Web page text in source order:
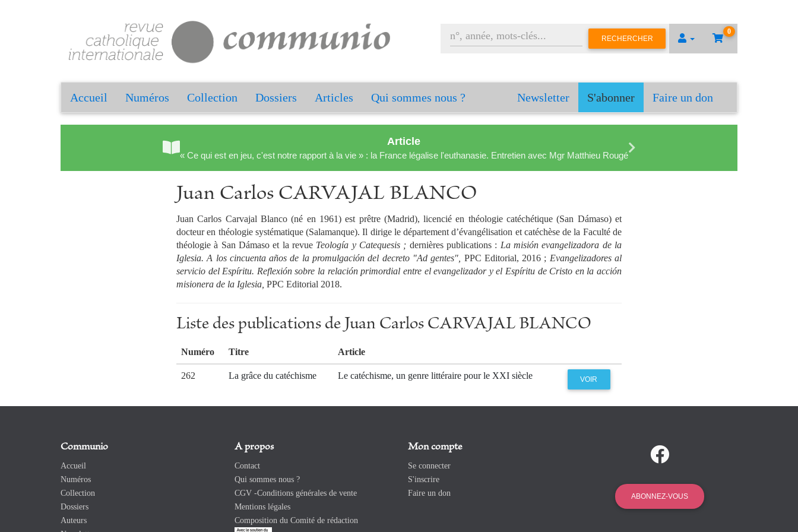
0
RECHERCHER
Accueil Numéros Collection Dossiers Articles Qui sommes nous ? Newsletter S'abonner Faire un don
Article
« Ce qui est en jeu, c'est notre rapport à la vie » : la France légalise l'euthanasie. Entretien avec Mgr Matthieu Rougé
Juan Carlos CARVAJAL BLANCO
Juan Carlos Carvajal Blanco (né en 1961) est prêtre (Madrid), licencié en théologie catéchétique (San Dámaso) et
docteur en théologie systématique (Salamanque). Il dirige le département d’évangélisation et catéchèse de la Faculté de
théologie à San Dámaso et la revue Teología y Catequesis ; dernières publications : La misión evangelizadora de la
Iglesia. A los cincuenta años de la promulgación del decreto "Ad gentes", PPC Editorial, 2016 ; Evangelizadores al
servicio del Espíritu. Reflexión sobre la relación primordial entre el evangelizador y el Espíritu de Cristo en la acción
misionera de la Iglesia, PPC Editorial 2018.
Liste des publications de Juan Carlos CARVAJAL BLANCO
Numéro Titre Article
262 La grâce du catéchisme Le catéchisme, un genre littéraire pour le XXI siècle VOIR
Communio
Accueil
Numéros
Collection
Dossiers
Auteurs
A propos
Contact
Qui sommes nous ?
CGV -Conditions générales de vente
Mentions légales
Composition du Comité de rédaction
Mon compte
Se connecter
S'inscrire
Faire un don
ABONNEZ-VOUS